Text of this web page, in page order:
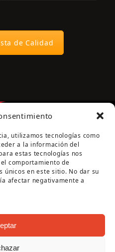
utilizamos tecnologías como
a la información del
estas tecnologías nos
comportamiento de
únicos en este sitio. No dar su
afectar negativamente a
de Calidad
Diputación de Córdoba